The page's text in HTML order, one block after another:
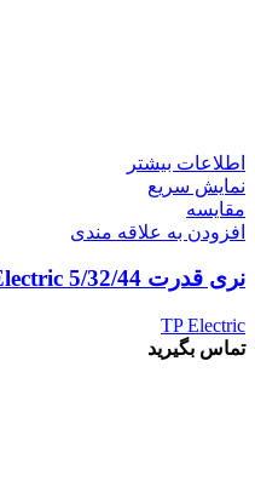
اطلاعات بیشتر
نمایش سریع
مقايسه
افزودن به علاقه مندی
نری قدرت 5/32/44 TP Electric
TP Electric
تماس بگیرید